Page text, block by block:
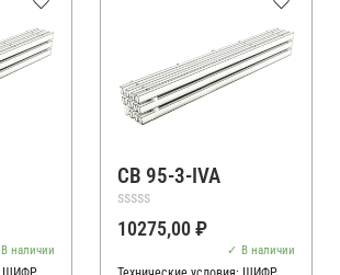
В наличии
СВ 95-3-IVA
Оценка
0
10275,00₽
В наличии